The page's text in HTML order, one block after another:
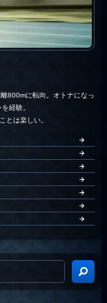
800mに転向。オトナになっ
経験。
とは楽しい。